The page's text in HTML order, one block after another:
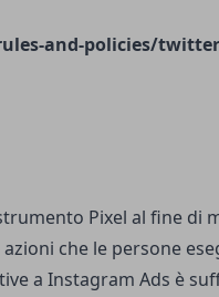
and-policies/
Pixel al fine di
che le persone
a Instagram Ads è